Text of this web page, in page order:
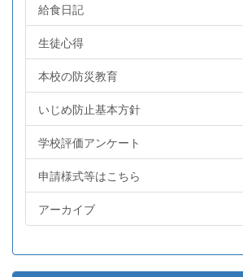
給食日記
生徒心得
本校の防災教育
いじめ防止基本方針
学校評価アンケート
申請様式等はこちら
アーカイブ